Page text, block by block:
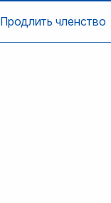
Продлить членство